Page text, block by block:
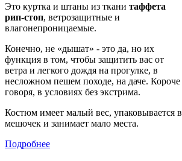
Это куртка и штаны из ткани таффета
рип-стоп, ветрозащитные и
влагонепроницаемые.
Конечно, не «дышат» - это да, но их
функция в том, чтобы защитить вас от
ветра и легкого дождя на прогулке, в
несложном пешем походе, на даче. Короче
говоря, в условиях без экстрима.
Костюм имеет малый вес, упаковывается в
мешочек и занимает мало места.
Подробнее